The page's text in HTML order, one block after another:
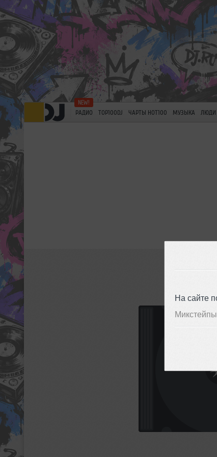
На сайте
РАДИО TOP100DJ ЧАРТЫ HOT100 МУЗЫКА ЛЮДИ